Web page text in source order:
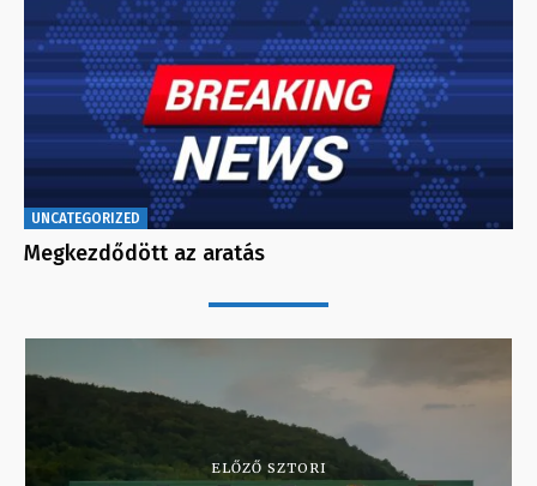
UNCATEGORIZED
Megkezdődött az aratás
ELŐZŐ SZTORI